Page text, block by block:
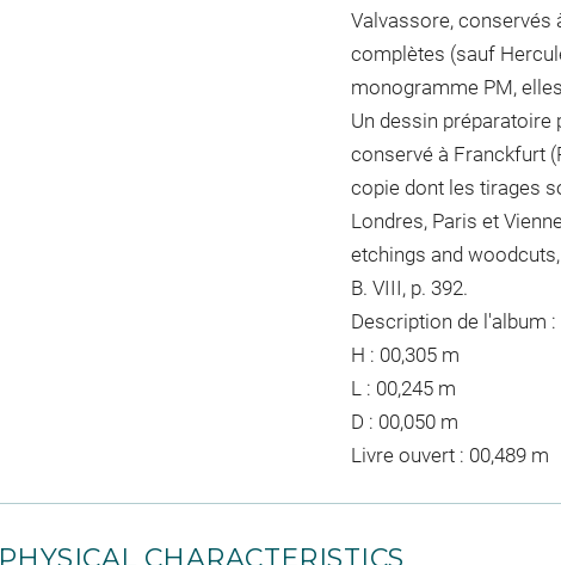
Valvassore, conservés
complètes (sauf
monogramme PM,
Un dessin préparatoire
conservé à Franckfurt
copie dont les tirages
Londres, Paris et
etchings and woodcuts,
B. VIII, p. 392.
Description de l'album :
H : 00,305 m
L : 00,245 m
D : 00,050 m
Livre ouvert : 00,489 m
PHYSICAL CHARACTERISTICS